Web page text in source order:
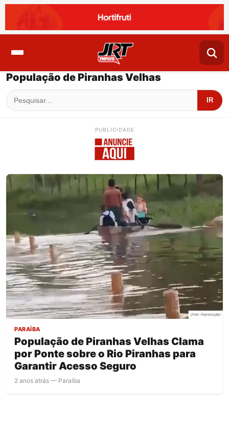
População de Piranhas Velhas
IR
PUBLICIDADE
PARAÍBA
População de Piranhas Velhas Clama
por Ponte sobre o Rio Piranhas para
Garantir Acesso Seguro
2 anos atrás — Paraíba